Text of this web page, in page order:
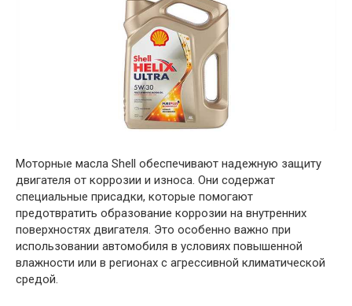
Моторные масла Shell обеспечивают надежную защиту
двигателя от коррозии и износа. Они содержат
специальные присадки, которые помогают
предотвратить образование коррозии на внутренних
поверхностях двигателя. Это особенно важно при
использовании автомобиля в условиях повышенной
влажности или в регионах с агрессивной климатической
средой.